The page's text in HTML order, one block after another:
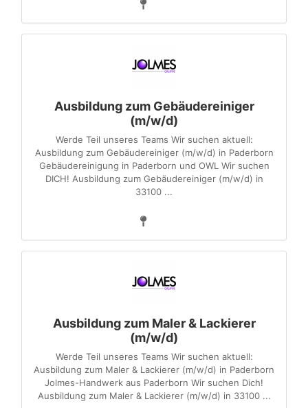
Ausbildung zum Gebäudereiniger
(m/w/d)
Werde Teil unseres Teams Wir suchen aktuell:
Ausbildung zum Gebäudereiniger (m/w/d) in Paderborn
Gebäudereinigung in Paderborn und OWL Wir suchen
DICH! Ausbildung zum Gebäudereiniger (m/w/d) in
33100 ...
Ausbildung zum Maler & Lackierer
(m/w/d)
Werde Teil unseres Teams Wir suchen aktuell:
Ausbildung zum Maler & Lackierer (m/w/d) in Paderborn
Jolmes-Handwerk aus Paderborn Wir suchen Dich!
Ausbildung zum Maler & Lackierer (m/w/d) in 33100 ...